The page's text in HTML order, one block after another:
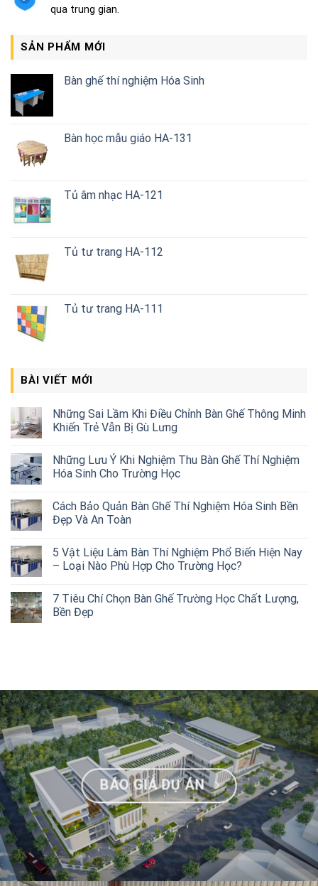
qua trung gian.
SẢN PHẨM MỚI
Bàn ghế thí nghiệm Hóa Sinh
Bàn học mẫu giáo HA-131
Tủ âm nhạc HA-121
Tủ tư trang HA-112
Tủ tư trang HA-111
BÀI VIẾT MỚI
Những Sai Lầm Khi Điều Chỉnh Bàn Ghế Thông Minh
Khiến Trẻ Vẫn Bị Gù Lưng
Những Lưu Ý Khi Nghiệm Thu Bàn Ghế Thí Nghiệm
Hóa Sinh Cho Trường Học
Cách Bảo Quản Bàn Ghế Thí Nghiệm Hóa Sinh Bền
Đẹp Và An Toàn
5 Vật Liệu Làm Bàn Thí Nghiệm Phổ Biến Hiện Nay
– Loại Nào Phù Hợp Cho Trường Học?
7 Tiêu Chí Chọn Bàn Ghế Trường Học Chất Lượng,
Bền Đẹp
BÁO GIÁ DỰ ÁN